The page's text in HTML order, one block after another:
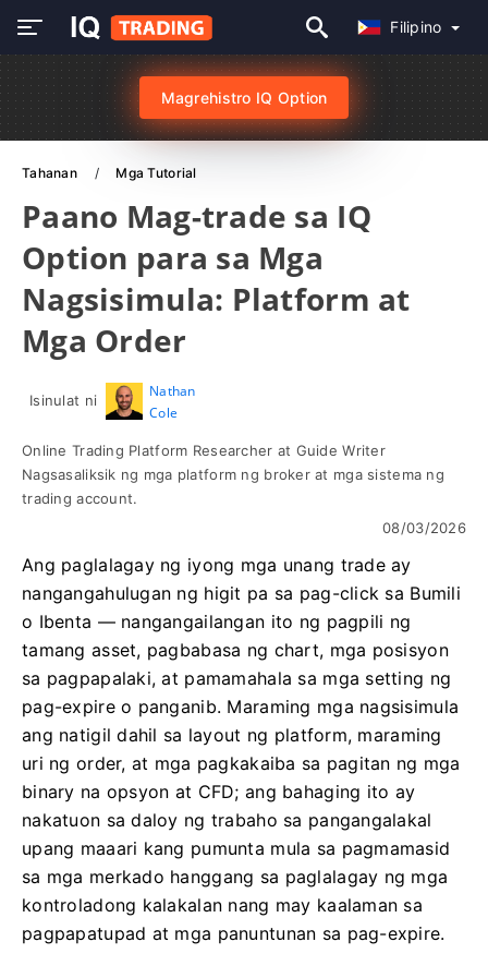
Filipino
Magrehistro IQ Option
Tahanan Mga Tutorial
Paano Mag-trade sa IQ
Option para sa Mga
Nagsisimula: Platform at
Mga Order
Isinulat ni
Nathan
Cole
Online Trading Platform Researcher at Guide Writer
Nagsasaliksik ng mga platform ng broker at mga sistema ng
trading account.
08/03/2026
Ang paglalagay ng iyong mga unang trade ay
nangangahulugan ng higit pa sa pag-click sa Bumili
o Ibenta — nangangailangan ito ng pagpili ng
tamang asset, pagbabasa ng chart, mga posisyon
sa pagpapalaki, at pamamahala sa mga setting ng
pag-expire o panganib. Maraming mga nagsisimula
ang natigil dahil sa layout ng platform, maraming
uri ng order, at mga pagkakaiba sa pagitan ng mga
binary na opsyon at CFD; ang bahaging ito ay
nakatuon sa daloy ng trabaho sa pangangalakal
upang maaari kang pumunta mula sa pagmamasid
sa mga merkado hanggang sa paglalagay ng mga
kontroladong kalakalan nang may kaalaman sa
pagpapatupad at mga panuntunan sa pag-expire.